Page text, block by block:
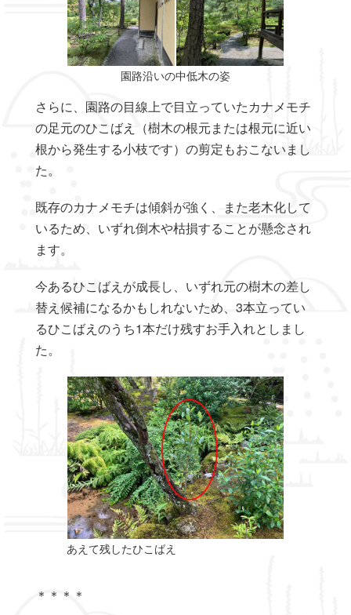
園路沿いの中低木の姿
さらに、園路の目線上で目立っていたカナメモチ
の足元のひこばえ（樹木の根元または根元に近い
根から発生する小枝です）の剪定もおこないまし
た。
既存のカナメモチは傾斜が強く、また老木化して
いるため、いずれ倒木や枯損することが懸念され
ます。
今あるひこばえが成長し、いずれ元の樹木の差し
替え候補になるかもしれないため、3本立ってい
るひこばえのうち1本だけ残すお手入れとしまし
た。
あえて残したひこばえ
＊＊＊＊